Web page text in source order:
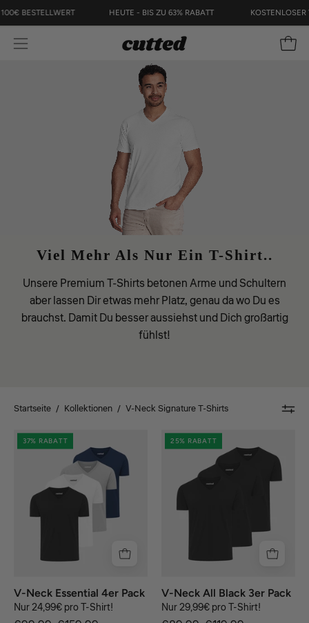
Inhalt
überspringen
100€ BESTELLWERT HEUTE - BIS ZU 63% RABATT
Navigationsmenü
Viel Mehr Als Nur Ein T-Shirt..
Unsere Premium T-Shirts betonen Arme und Schultern
aber lassen Dir etwas mehr Platz, genau da wo Du es
brauchst. Damit Du besser aussiehst und Dich großartig
fühlst!
Startseite / Kollektionen / V-Neck Signature T-Shirts
Neck
Essential
4er
Pack
37% RABATT
V-Neck Essential 4er Pack
Nur 24,99€ pro T-Shirt!
25% RABATT
V-Neck All Black 3er Pack
Nur 29,99€ pro T-Shirt!